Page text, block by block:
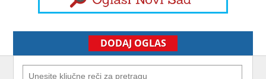
DODAJ OGLAS